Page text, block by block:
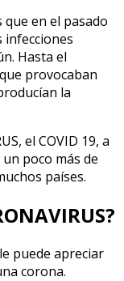
O
UNA
que en el pasado
infecciones
Hasta el
provocaban
la
el COVID 19, a
poco más de
países.
puede apreciar
corona.